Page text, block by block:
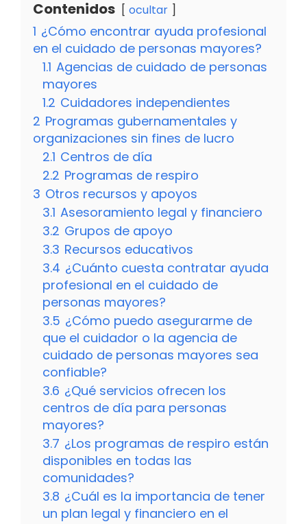
Contenidos ocultar
1 ¿Cómo encontrar ayuda profesional
en el cuidado de personas mayores?
1.1 Agencias de cuidado de personas
mayores
1.2 Cuidadores independientes
2 Programas gubernamentales y
organizaciones sin fines de lucro
2.1 Centros de día
2.2 Programas de respiro
3 Otros recursos y apoyos
3.1 Asesoramiento legal y financiero
3.2 Grupos de apoyo
3.3 Recursos educativos
3.4 ¿Cuánto cuesta contratar ayuda
profesional en el cuidado de
personas mayores?
3.5 ¿Cómo puedo asegurarme de
que el cuidador o la agencia de
cuidado de personas mayores sea
confiable?
3.6 ¿Qué servicios ofrecen los
centros de día para personas
mayores?
3.7 ¿Los programas de respiro están
disponibles en todas las
comunidades?
3.8 ¿Cuál es la importancia de tener
un plan legal y financiero en el